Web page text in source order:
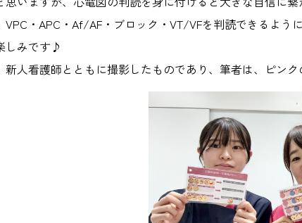
VPC・APC・Af/AF・ブロック・VT/VFを判読できるよう
しみです♪
新人看護師とともに撮影したものであり、筆者は、ピンク